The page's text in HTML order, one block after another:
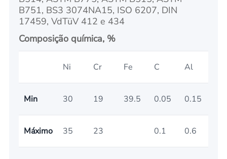
B751, BS3 3074NA15, ISO 6207, DIN
17459, VdTüV 412 e 434
Composição química, %
Ni Cr Fe C Al
Min 30 19 39.5 0.05 0.15
Máximo 35 23 0.1 0.6